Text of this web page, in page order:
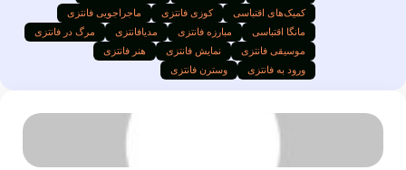
کمیک‌های اقتباسی
کوزی فانتزی
ماجراجویی فانتزی
مانگا اقتباسی
مبارزه فانتزی مدیافانتزی
مرگ در فانتزی
موسیقی فانتزی
نمایش فانتزی
هنر فانتزی
ورود به فانتزی
وسترن فانتزی